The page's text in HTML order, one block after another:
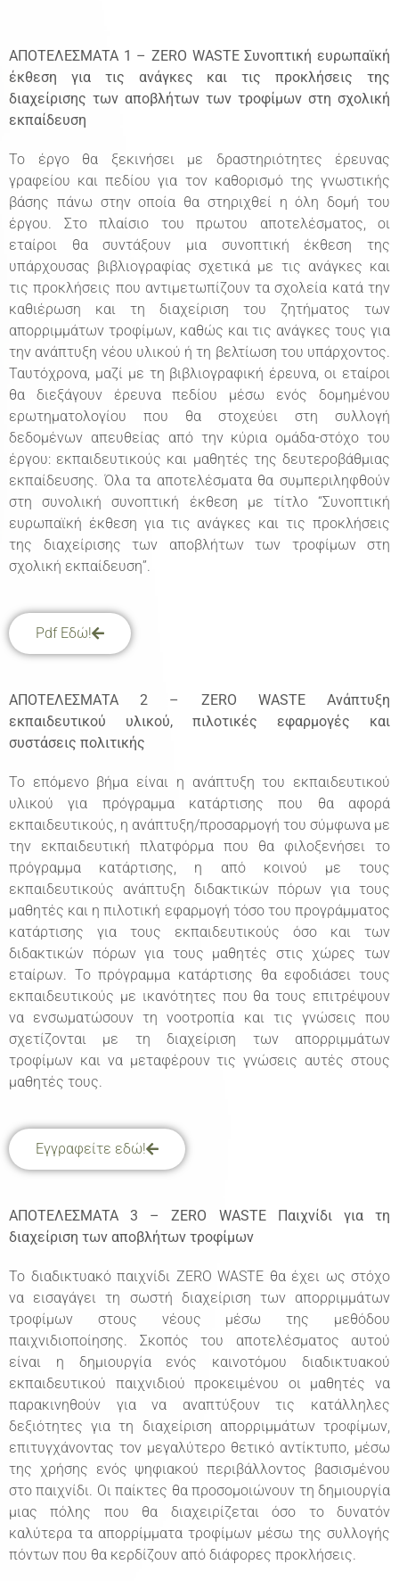
ΑΠΟΤΕΛΕΣΜΑΤΑ 1 – ZERO WASTE Συνοπτική ευρωπαϊκή
έκθεση για τις ανάγκες και τις προκλήσεις της
διαχείρισης των αποβλήτων των τροφίμων στη σχολική
εκπαίδευση
Το έργο θα ξεκινήσει με δραστηριότητες έρευνας
γραφείου και πεδίου για τον καθορισμό της γνωστικής
βάσης πάνω στην οποία θα στηριχθεί η όλη δομή του
έργου. Στο πλαίσιο του πρωτου αποτελέσματος, οι
εταίροι θα συντάξουν μια συνοπτική έκθεση της
υπάρχουσας βιβλιογραφίας σχετικά με τις ανάγκες και
τις προκλήσεις που αντιμετωπίζουν τα σχολεία κατά την
καθιέρωση και τη διαχείριση του ζητήματος των
απορριμμάτων τροφίμων, καθώς και τις ανάγκες τους για
την ανάπτυξη νέου υλικού ή τη βελτίωση του υπάρχοντος.
Ταυτόχρονα, μαζί με τη βιβλιογραφική έρευνα, οι εταίροι
θα διεξάγουν έρευνα πεδίου μέσω ενός δομημένου
ερωτηματολογίου που θα στοχεύει στη συλλογή
δεδομένων απευθείας από την κύρια ομάδα-στόχο του
έργου: εκπαιδευτικούς και μαθητές της δευτεροβάθμιας
εκπαίδευσης. Όλα τα αποτελέσματα θα συμπεριληφθούν
στη συνολική συνοπτική έκθεση με τίτλο “Συνοπτική
ευρωπαϊκή έκθεση για τις ανάγκες και τις προκλήσεις
της διαχείρισης των αποβλήτων των τροφίμων στη
σχολική εκπαίδευση”.
Pdf Εδώ!
ΑΠΟΤΕΛΕΣΜΑΤΑ 2 – ZERO WASTE Ανάπτυξη
εκπαιδευτικού υλικού, πιλοτικές εφαρμογές και
συστάσεις πολιτικής
Το επόμενο βήμα είναι η ανάπτυξη του εκπαιδευτικού
υλικού για πρόγραμμα κατάρτισης που θα αφορά
εκπαιδευτικούς, η ανάπτυξη/προσαρμογή του σύμφωνα με
την εκπαιδευτική πλατφόρμα που θα φιλοξενήσει το
πρόγραμμα κατάρτισης, η από κοινού με τους
εκπαιδευτικούς ανάπτυξη διδακτικών πόρων για τους
μαθητές και η πιλοτική εφαρμογή τόσο του προγράμματος
κατάρτισης για τους εκπαιδευτικούς όσο και των
διδακτικών πόρων για τους μαθητές στις χώρες των
εταίρων. Το πρόγραμμα κατάρτισης θα εφοδιάσει τους
εκπαιδευτικούς με ικανότητες που θα τους επιτρέψουν
να ενσωματώσουν τη νοοτροπία και τις γνώσεις που
σχετίζονται με τη διαχείριση των απορριμμάτων
τροφίμων και να μεταφέρουν τις γνώσεις αυτές στους
μαθητές τους.
Εγγραφείτε εδώ!
ΑΠΟΤΕΛΕΣΜΑΤΑ 3 – ZERO WASTE Παιχνίδι για τη
διαχείριση των αποβλήτων τροφίμων
Το διαδικτυακό παιχνίδι ZERO WASTE θα έχει ως στόχο
να εισαγάγει τη σωστή διαχείριση των απορριμμάτων
τροφίμων στους νέους μέσω της μεθόδου
παιχνιδιοποίησης. Σκοπός του αποτελέσματος αυτού
είναι η δημιουργία ενός καινοτόμου διαδικτυακού
εκπαιδευτικού παιχνιδιού προκειμένου οι μαθητές να
παρακινηθούν για να αναπτύξουν τις κατάλληλες
δεξιότητες για τη διαχείριση απορριμμάτων τροφίμων,
επιτυγχάνοντας τον μεγαλύτερο θετικό αντίκτυπο, μέσω
της χρήσης ενός ψηφιακού περιβάλλοντος βασισμένου
στο παιχνίδι. Οι παίκτες θα προσομοιώνουν τη δημιουργία
μιας πόλης που θα διαχειρίζεται όσο το δυνατόν
καλύτερα τα απορρίμματα τροφίμων μέσω της συλλογής
πόντων που θα κερδίζουν από διάφορες προκλήσεις.